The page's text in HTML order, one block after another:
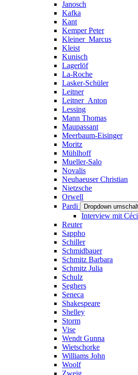
Janosch
Kafka
Kant
Kemper Peter
Kleiner_Marcus
Kleist
Kunisch
Lagerlöf
La-Roche
Lasker-Schüler
Leitner
Leitner_Anton
Lessing
Mann Thomas
Maupassant
Meerbaum-Eisinger
Moritz
Mühlhoff
Mueller-Salo
Novalis
Neuhaeuser Christian
Nietzsche
Orwell
Pardi
Dropdown
Interview mit
Reuter
Sappho
Schiller
Schmidbauer
Schmitz Barbara
Schmitz Julia
Schulz
Seghers
Seneca
Shakespeare
Shelley
Storm
Vise
Wendt Gunna
Wietschorke
Williams John
Woolf
Zweig